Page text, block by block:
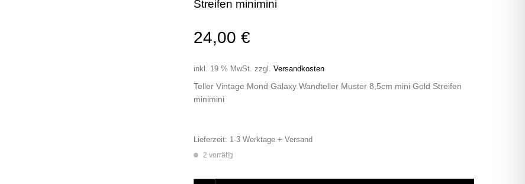
Streifen minimini
24,00 €
inkl. 19 % MwSt. zzgl. Versandkosten
Teller Vintage Mond Galaxy Wandteller Muster 8,5cm mini Gold Streifen
minimini
Lieferzeit: 1-3 Werktage + Versand
2 vorrätig